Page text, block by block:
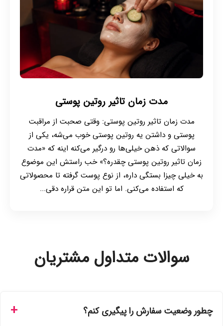
مدت زمان تاثیر روتین پوستی
مدت زمان تاثیر روتین پوستی: وقتی صحبت از مراقبت
پوستی و داشتن یه روتین پوستی خوب می‌شه، یکی از
سوالاتی که ذهن خیلی‌ها رو درگیر می‌کنه اینه که «مدت
زمان تاثیر روتین پوستی چقدره؟» خب راستش این موضوع
به خیلی چیزا بستگی داره، از نوع پوست گرفته تا محصولاتی
که استفاده می‌کنی. اما تو این متن قراره دقی...
سوالات متداول مشتریان
چطور وضعیت سفارش را پیگیری کنم؟